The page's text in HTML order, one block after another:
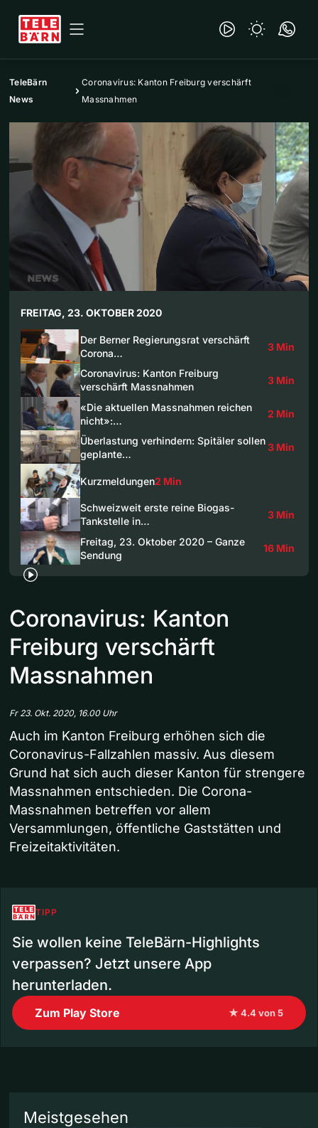
TeleBärn
News
Coronavirus: Kanton Freiburg verschärft
Massnahmen
FREITAG, 23. OKTOBER 2020
Der Berner Regierungsrat verschärft
Corona…
3 Min
Coronavirus: Kanton Freiburg
verschärft Massnahmen
3 Min
«Die aktuellen Massnahmen reichen
nicht»:…
2 Min
Überlastung verhindern: Spitäler sollen
geplante…
3 Min
Kurzmeldungen2 Min
Schweizweit erste reine Biogas-
Tankstelle in…
3 Min
Freitag, 23. Oktober 2020 – Ganze
Sendung
16 Min
Coronavirus: Kanton
Freiburg verschärft
Massnahmen
Fr 23. Okt. 2020, 16.00 Uhr
Auch im Kanton Freiburg erhöhen sich die
Coronavirus-Fallzahlen massiv. Aus diesem
Grund hat sich auch dieser Kanton für strengere
Massnahmen entschieden. Die Corona-
Massnahmen betreffen vor allem
Versammlungen, öffentliche Gaststätten und
Freizeitaktivitäten.
TIPP
Sie wollen keine TeleBärn-Highlights
verpassen? Jetzt unsere App
herunterladen.
Zum Play Store ★ 4.4 von 5
Meistgesehen